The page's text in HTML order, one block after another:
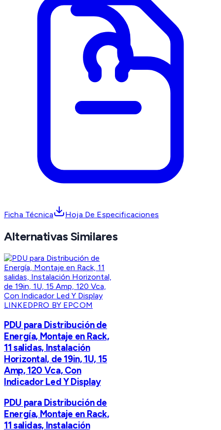
Ficha Técnica Hoja De Especificaciones
Alternativas Similares
LINKEDPRO BY EPCOM
PDU para Distribución de
Energía, Montaje en Rack,
11 salidas, Instalación
Horizontal, de 19in, 1U, 15
Amp, 120 Vca, Con
Indicador Led Y Display
PDU para Distribución de
Energía, Montaje en Rack,
11 salidas, Instalación